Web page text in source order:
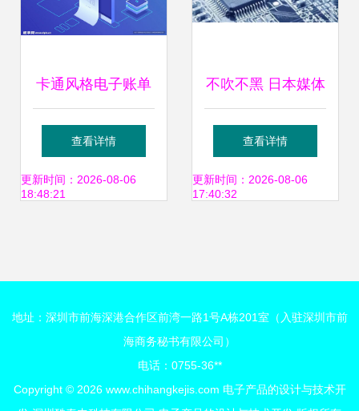
卡通风格电子账单
设计 让技术与趣味
完美融合
查看详情
更新时间：2026-08-06
18:48:21
不吹不黑 日本媒体
眼中的中日企业实
力对决——聚焦电
查看详情
更新时间：2026-08-06
17:40:32
地址：深圳市前海深港合作区前湾一路1号A栋201室（入驻深圳市前
海商务秘书有限公司）
电话：0755-36**
Copyright © 2026 www.chihangkejis.com 电子产品的设计与技术开